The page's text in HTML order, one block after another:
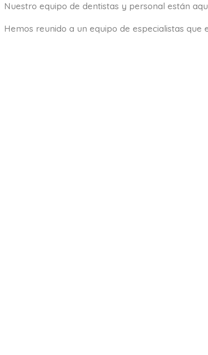
Nuestro equipo de dentistas y personal están
Hemos reunido a un equipo de especialistas